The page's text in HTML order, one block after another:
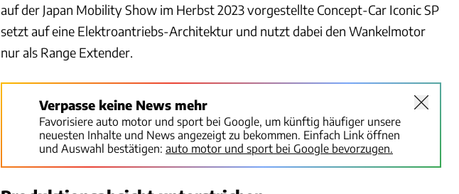
auf der Japan Mobility Show im Herbst 2023 vorgestellte Concept-Car Iconic SP
setzt auf eine Elektroantriebs-Architektur und nutzt dabei den Wankelmotor
nur als Range Extender.
Verpasse keine News mehr
Favorisiere auto motor und sport bei Google, um künftig häufiger unsere
neuesten Inhalte und News angezeigt zu bekommen. Einfach Link öffnen
und Auswahl bestätigen: auto motor und sport bei Google bevorzugen.